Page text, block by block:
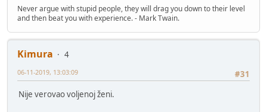
Never argue with stupid people, they will drag you down to their level
and then beat you with experience. - Mark Twain.
Kimura
4
#31
06-11-2019, 13:03:09
Nije verovao voljenoj ženi.